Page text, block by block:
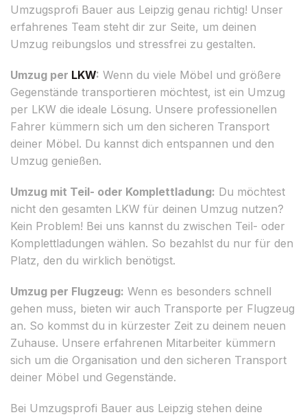
Umzugsprofi Bauer aus Leipzig genau richtig! Unser
erfahrenes Team steht dir zur Seite, um deinen
Umzug reibungslos und stressfrei zu gestalten.
Umzug per LKW: Wenn du viele Möbel und größere
Gegenstände transportieren möchtest, ist ein Umzug
per LKW die ideale Lösung. Unsere professionellen
Fahrer kümmern sich um den sicheren Transport
deiner Möbel. Du kannst dich entspannen und den
Umzug genießen.
Umzug mit Teil- oder Komplettladung: Du möchtest
nicht den gesamten LKW für deinen Umzug nutzen?
Kein Problem! Bei uns kannst du zwischen Teil- oder
Komplettladungen wählen. So bezahlst du nur für den
Platz, den du wirklich benötigst.
Umzug per Flugzeug: Wenn es besonders schnell
gehen muss, bieten wir auch Transporte per Flugzeug
an. So kommst du in kürzester Zeit zu deinem neuen
Zuhause. Unsere erfahrenen Mitarbeiter kümmern
sich um die Organisation und den sicheren Transport
deiner Möbel und Gegenstände.
Bei Umzugsprofi Bauer aus Leipzig stehen deine